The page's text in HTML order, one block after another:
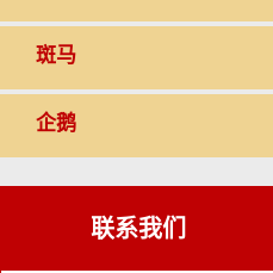
斑马
企鹅
联系我们